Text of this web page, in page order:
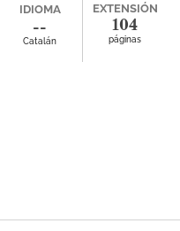
IDIOMA
--
Catalán
EXTENSIÓN
104
páginas